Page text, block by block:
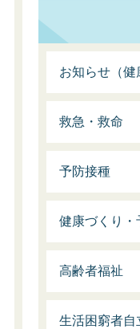
お知らせ（健
救急・救命
予防接種
健康づくり・
高齢者福祉
生活困窮者自